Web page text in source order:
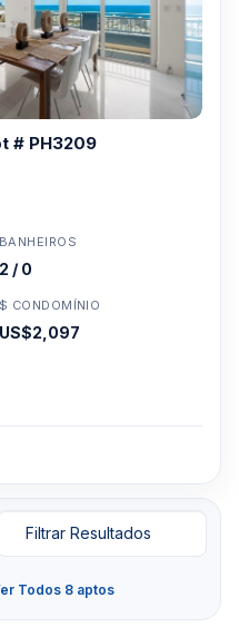
# PH3209
BANHEIROS
2 / 0
$ CONDOMÍNIO
US$2,097
Todos 8 aptos
Filtrar Resultados